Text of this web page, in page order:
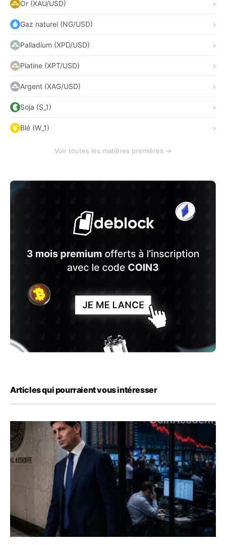
Or (XAU/USD)
Gaz naturel (NG/USD)
Palladium (XPD/USD)
Platine (XPT/USD)
Argent (XAG/USD)
Soja (S_1)
Blé (W_1)
Voir toutes les matières premières →
Articles qui pourraient vous intéresser
Kevin Warsh maintient sa communication minimaliste